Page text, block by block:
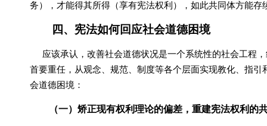
务），才能得其所得（享有宪法权利），如此共同体方能存
四、宪法如何回应社会道德困境
应该承认，改善社会道德状况是一个系统性的社会工程
首要重任，从观念、规范、制度等各个层面实现教化、指
会道德困境：
（一）矫正现有权利理论的偏差，重建宪法权利的